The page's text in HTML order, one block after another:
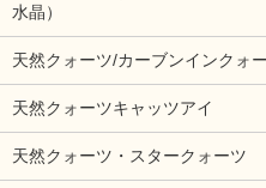
水晶）
天然クォーツ/カーブンインクォ
天然クォーツキャッツアイ
天然クォーツ・スタークォーツ